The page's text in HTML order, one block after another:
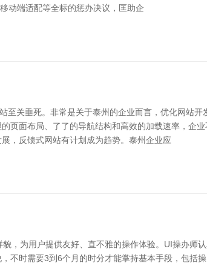
动端适配等全标的惩办决议，匡助企
关垂死。非常是关于泰州的企业而言，优化网站
面布局、了了的导航结构和高效的加载速率，企
，反馈式网站有计划成为趋势。泰州企业应
，为用户提供友好、直不雅的操作体验。UI操办师
时需要3到6个月的时分才能掌持基本手段，包括